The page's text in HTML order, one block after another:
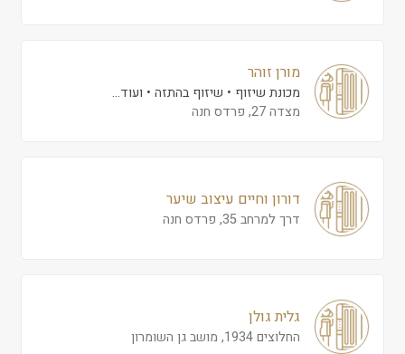
מורן זוהר
מכונת שיזוף שיזוף בהתזה
ועוד...
מצדה 27, פרדס חנה
דורון וחיים עיצוב שיער
דרך למרחב 35, פרדס חנה
גלית גולן
החלוצים 1934, מושב גן השומרון